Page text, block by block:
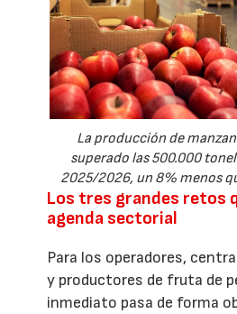
La producción de
superado las 500.000
2025/2026, un 8% menos
Los tres grandes retos
agenda sectorial
Para los operadores,
y productores de fruta de
inmediato pasa de forma